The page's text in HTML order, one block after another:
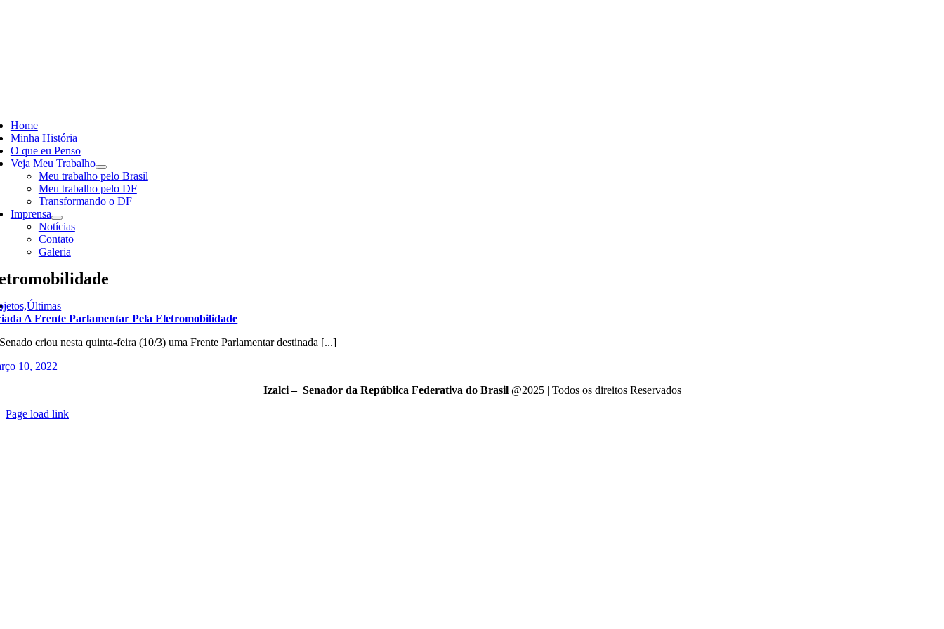
Home
Minha História
O que eu Penso
Veja Meu Trabalho
Meu trabalho pelo Brasil
Meu trabalho pelo DF
Transformando o DF
Imprensa
Notícias
Contato
Galeria
A Frente Parlamentar Pela Eletromobilidade
criou nesta quinta-feira (10/3) uma Frente Parlamentar destinada [...]
10, 2022
Izalci – Senador da República Federativa do Brasil@2025 | Todos os direitos Reservados
Page load link